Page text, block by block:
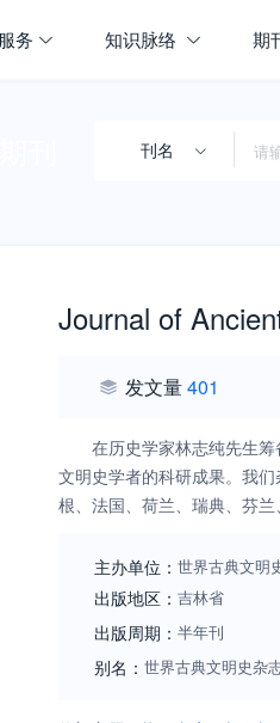
务 知识脉络 期
刊名
Journal of
发文量401
在历史学家林志纯先生
文明史学者的科研成果。我
根、法国、荷兰、瑞典、芬
之地。因此，杂志多年来能
主办单位： 世界古典文明
出版地区： 吉林省
出版周期： 半年刊
别名： 世界古典文明史杂